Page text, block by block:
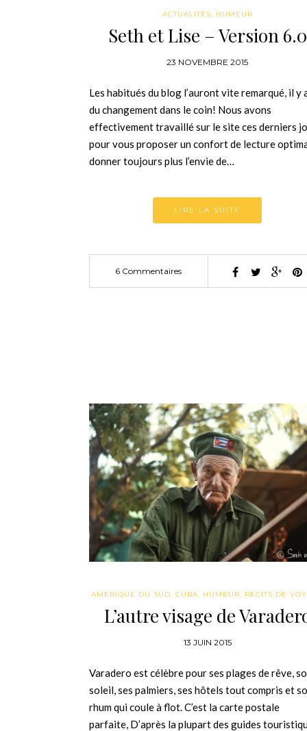
ACTUALITÉS, HUMEUR
Seth et Lise – Version 6.0
23 NOVEMBRE 2015
Les habitués du blog l’auront vite remarqué, il y
du changement dans le coin! Nous avons
effectivement travaillé sur le site ces derniers
pour vous proposer un confort de lecture
donner toujours plus l’envie de…
LIRE LA SUITE
6 Commentaires
AMÉRIQUE DU SUD, CUBA, HUMEUR, RÉCITS DE
L’autre visage de
13 JUIN 2015
Varadero est célèbre pour ses plages de rêve,
soleil, ses palmiers, ses hôtels tout compris et
rhum qui coule à flot. C’est la carte postale
parfaite, D’après la plupart des guides